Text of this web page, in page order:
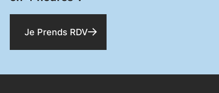
Je Prends RDV